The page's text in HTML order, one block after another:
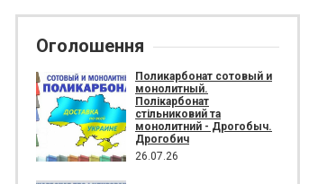
Оголошення
Поликарбонат сотовый и
монолитный.
Полікарбонат
стільниковий та
монолитний - Дрогобыч.
Дрогобич
26.07.26